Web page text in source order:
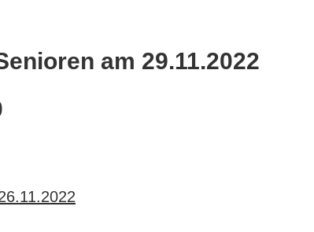
am 29.11.2022